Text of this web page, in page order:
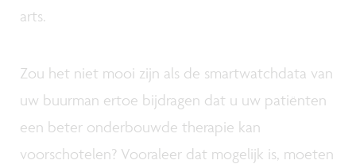
arts.
Zou het niet mooi zijn als de smartwatchdata van
uw buurman ertoe bijdragen dat u uw patiënten
een beter onderbouwde therapie kan
voorschotelen? Vooraleer dat mogelijk is, moeten